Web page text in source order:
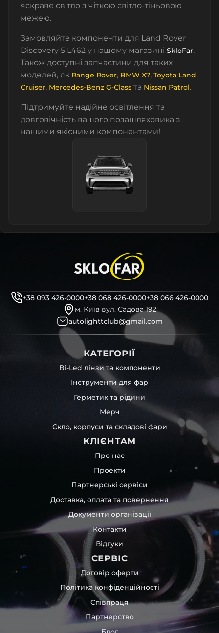
яскраве світло з чіткою світло-тіньовою
межею.
Замовляйте компоненти для Land Rover
Discovery 5 L462 у нашому магазині SkloFar.
Також доступні запчастини для таких
моделей, як Range Rover, BMW X7, Toyota Land
Cruiser, Mercedes-Benz G-Class та Nissan Patrol.
Підтримуйте надійне освітлення та
довговічність вашого позашляховика з
нашими якісними компонентами!
+38 093 426-0000+38 068 426-0000+38 066 426-0000
м. Київ вул. Садова 192
autolighttclub@gmail.com
КАТЕГОРІЇ
Bi-Led лінзи та компоненти
Інструменти для фар
Герметик та рідини
Мерч
Скло, корпуси та складові фари
КЛІЄНТАМ
Про нас
Проекти
Партнерські сервіси
Доставка, оплата та повернення
Документи організації
Контакти
Відгуки
СЕРВІС
Договір оферти
Політика конфіденційності
Співпраця
Партнерство